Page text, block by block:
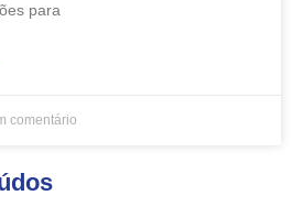
para
comentário